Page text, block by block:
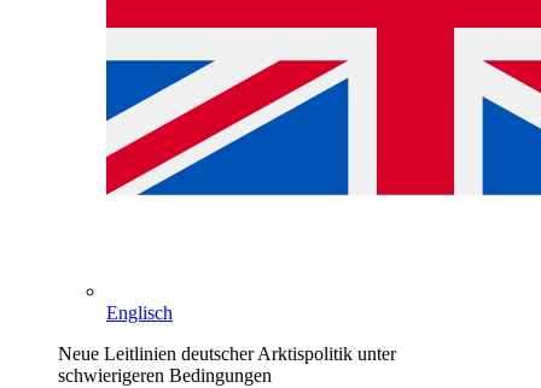
Englisch
Neue Leitlinien deutscher Arktispolitik unter
schwierigeren Bedingungen